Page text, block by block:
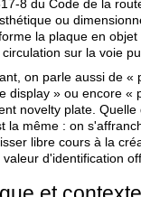
du Code de la
ou
la plaque en objet
circulation sur la voie
on parle aussi de «
display » ou encore «
novelty plate .
la même : on
libre cours à la
d'identification